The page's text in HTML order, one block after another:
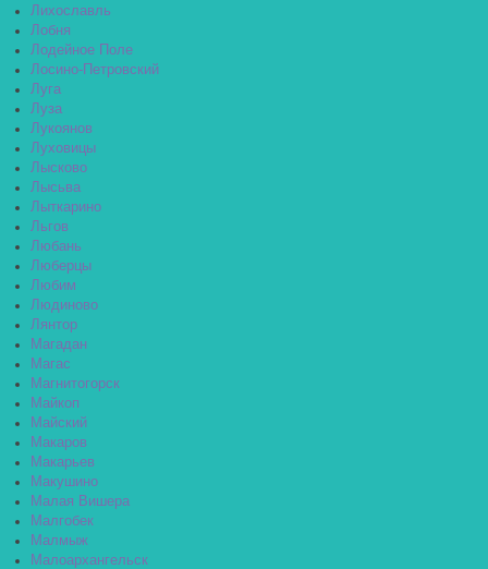
Лихославль
Лобня
Лодейное Поле
Лосино-Петровский
Луга
Луза
Лукоянов
Луховицы
Лысково
Лысьва
Лыткарино
Льгов
Любань
Люберцы
Любим
Людиново
Лянтор
Магадан
Магас
Магнитогорск
Майкоп
Майский
Макаров
Макарьев
Макушино
Малая Вишера
Малгобек
Малмыж
Малоархангельск